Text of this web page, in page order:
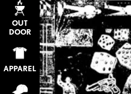
OUT
DOOR
APPAREL